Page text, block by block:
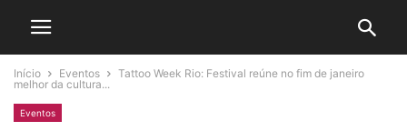
Início Eventos
Tattoo Week Rio: Festival reúne no fim de janeiro
melhor da cultura...
Eventos